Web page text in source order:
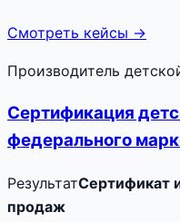
Смотреть кейсы →
Производитель
Сертификация
федерального
РезультатСертификат
продаж